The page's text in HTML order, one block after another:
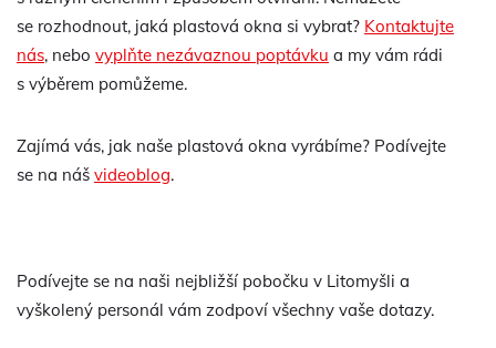
se rozhodnout, jaká plastová okna si vybrat? Kontaktujte
nás, nebo vyplňte nezávaznou poptávku a my vám rádi
s výběrem pomůžeme.
Zajímá vás, jak naše plastová okna vyrábíme? Podívejte
se na náš videoblog.
Podívejte se na naši nejbližší pobočku v Litomyšli a
vyškolený personál vám zodpoví všechny vaše dotazy.